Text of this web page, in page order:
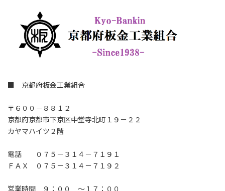
■ 京都府板金工業組合
〒６００－８８１２
京都府京都市下京区中堂寺北町１９－２２
カヤマハイツ２階
電話 ０７５－３１４－７１９１
ＦＡＸ ０７５－３１４－７１９２
営業時間 ９：００ ～１７：００